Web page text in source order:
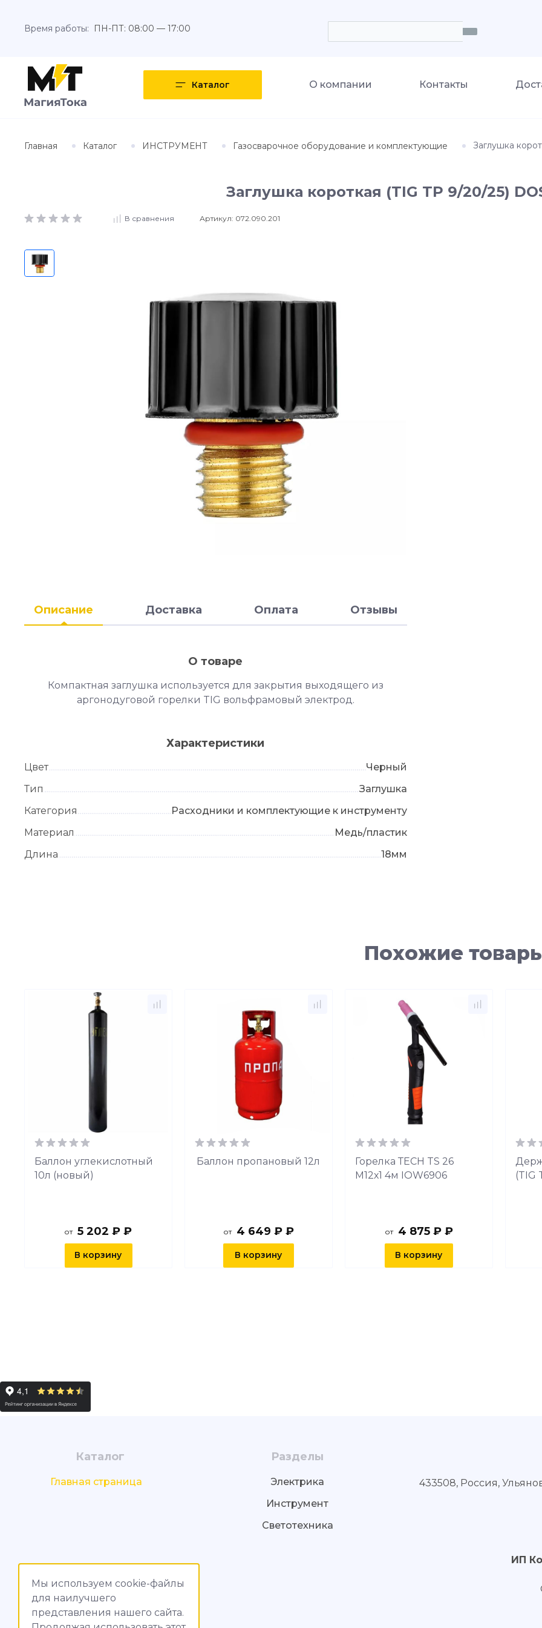
Время работы: ПН-ПТ: 08:00 — 17:00
Каталог О компании Контакты
Главная Каталог ИНСТРУМЕНТ Газосварочное оборудование и комплектующие Заглушка
Мы используем cookie-файлы
для наилучшего
представления нашего сайта.
Заглушка короткая (TIG TP 9/20/25)
В сравнения Артикул: 072.090.201
Описание Доставка Оплата Отзывы
О товаре
Компактная заглушка используется для закрытия выходящего из
аргонодуговой горелки TIG вольфрамовый электрод.
Характеристики
Цвет
Черный
Тип
Заглушка
Категория
Расходники и комплектующие к инструменту
Материал
Медь/пластик
Длина
18мм
Похожие
Баллон углекислотный
10л (новый)
от 5 202 ₽ ₽
В корзину
Баллон пропановый 12л
от 4 649 ₽ ₽
В корзину
Горелка ТЕСН TS 26
М12х1 4м IOW6906
от 4 875 ₽ ₽
В корзину
(TIG
Каталог
Главная страница
Разделы
Электрика
Инструмент
Светотехника
433508, Россия,
ИП